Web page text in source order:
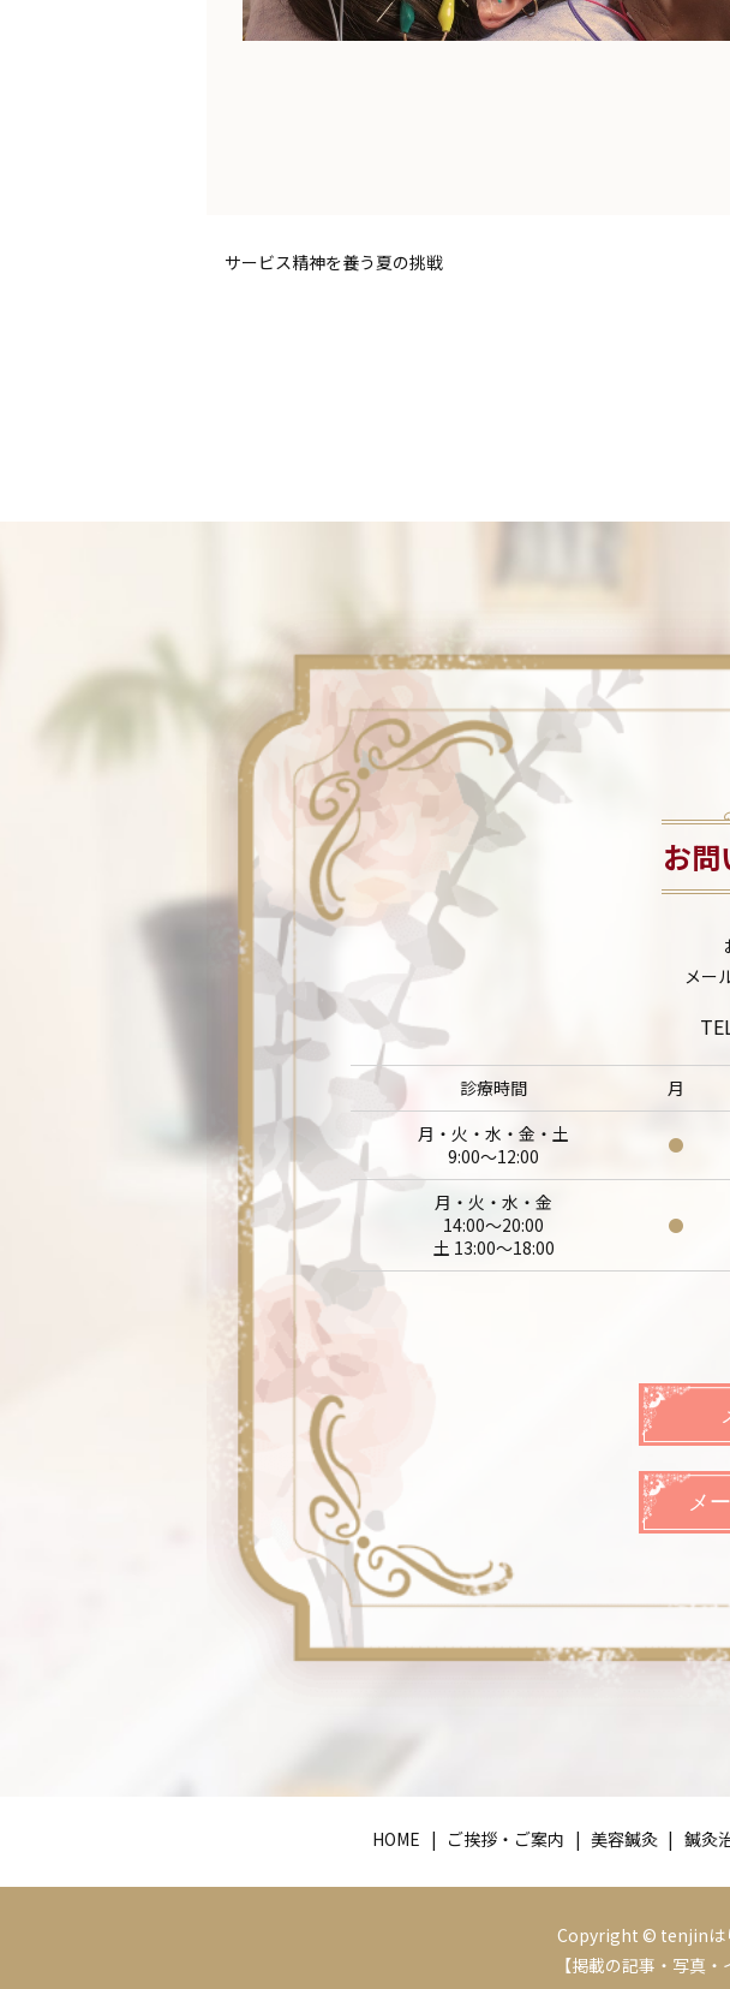
サービス精神を養う夏の挑戦
お
メー
診療時間 月
月・火・水・金・土
9:00～12:00
月・火・水・金
14:00～20:00
土 13:00～18:00
メ
HOME ご挨拶・ご案内 美容鍼灸 鍼灸
Copyright © tenjinは
【掲載の記事・写真